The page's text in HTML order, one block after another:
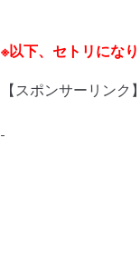
※以下、セトリになり
【スポンサーリンク】